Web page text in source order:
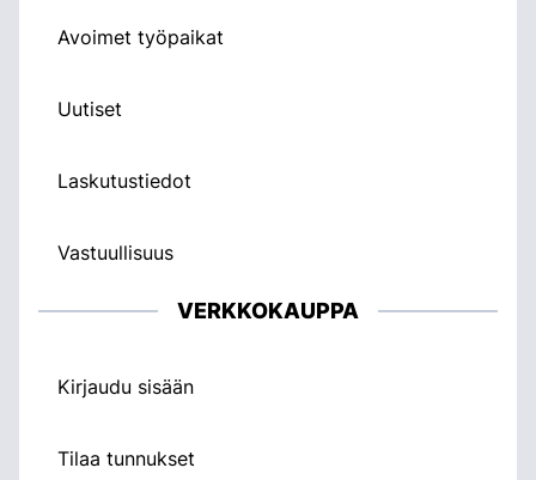
Avoimet työpaikat
Uutiset
Laskutustiedot
Vastuullisuus
VERKKOKAUPPA
Kirjaudu sisään
Tilaa tunnukset